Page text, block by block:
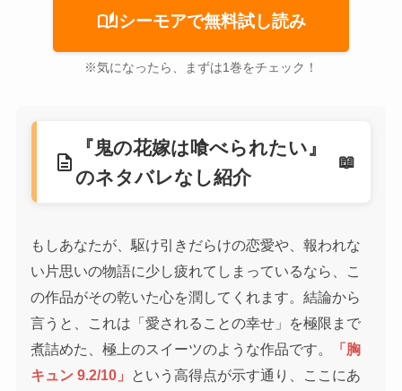
auto_storiesシーモアで無料試し読み
※気になったら、まずは1巻をチェック！
description
『鬼の花嫁は喰べられたい』
のネタバレなし紹介
もしあなたが、駆け引きだらけの恋愛や、報われな
い片思いの物語に少し疲れてしまっているなら、こ
の作品がその乾いた心を潤してくれます。結論から
言うと、これは「愛されることの幸せ」を極限まで
煮詰めた、極上のスイーツのような作品です。
「胸
キュン 9.2/10」
という高得点が示す通り、ここにあ